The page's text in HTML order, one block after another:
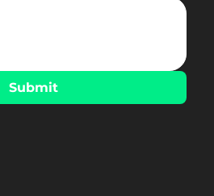
Submit